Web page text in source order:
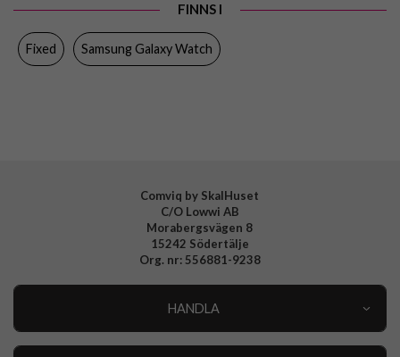
Material
FINNS I
Fixed Samsung Galaxy Watch
Comviq by SkalHuset
C/O Lowwi AB
Morabergsvägen 8
15242 Södertälje
Org. nr: 556881-9238
HANDLA